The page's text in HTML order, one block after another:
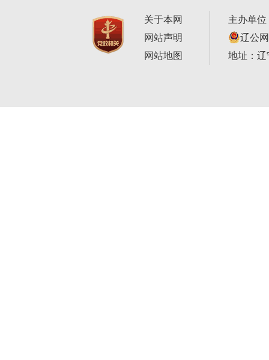
关于本网
网站声明
网站地图
主办单
辽公
地址：辽